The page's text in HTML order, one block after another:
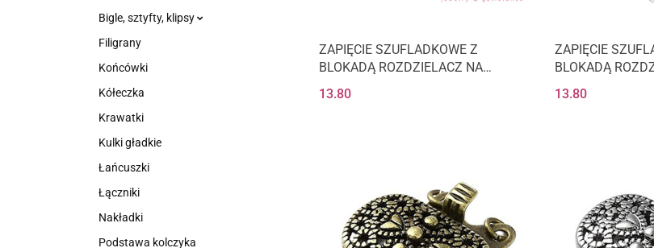
Bigle, sztyfty, klipsy
Filigrany
Końcówki
Kółeczka
Krawatki
Kulki gładkie
Łańcuszki
Łączniki
Nakładki
Podstawa kolczyka
ZAPIĘCIE SZUFLADKOWE Z
BLOKADĄ ROZDZIELACZ NA
GOLD
13.80
ZAPIĘCIE
BLOKADĄ
SREBRO
13.80